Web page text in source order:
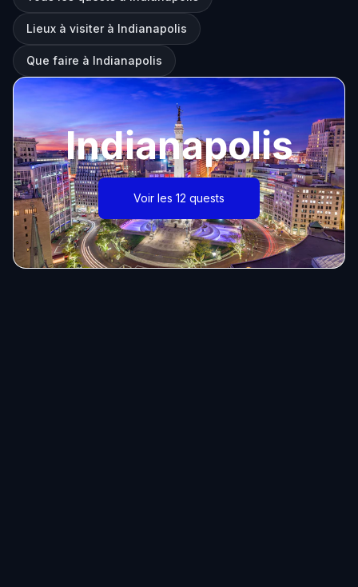
Lieux à visiter à Indianapolis
Que faire à Indianapolis
Indianapolis
Voir les 12 quests